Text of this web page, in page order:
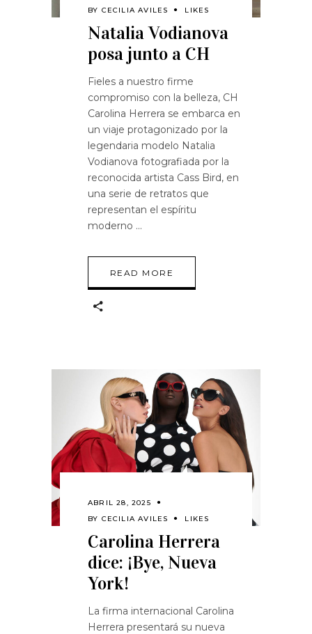
BY CECILIA AVILES LIKES
Natalia Vodianova
posa junto a CH
Fieles a nuestro firme
compromiso con la belleza, CH
Carolina Herrera se embarca en
un viaje protagonizado por la
legendaria modelo Natalia
Vodianova fotografiada por la
reconocida artista Cass Bird, en
una serie de retratos que
representan el espíritu
moderno
READ MORE
ABRIL 28, 2025
BY CECILIA AVILES LIKES
Carolina Herrera
dice: ¡Bye, Nueva
York!
La firma internacional Carolina
Herrera presentará su nueva